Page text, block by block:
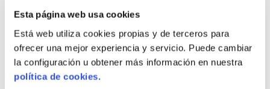
Esta página web usa cookies
Está web utiliza cookies propias y de terceros para
ofrecer una mejor experiencia y servicio. Puede cambiar
la configuración u obtener más información en nuestra
política de cookies.
Tuberias, Certificados de Gas emitidos por Instaladores y
Técnicos Oficiales de Gas Natural Autorizados por Industria.
Reductor de Presion de Agua:
Instalar regulador de presion de agua, Cambiar válvula
reductora de presión de agua, etc.